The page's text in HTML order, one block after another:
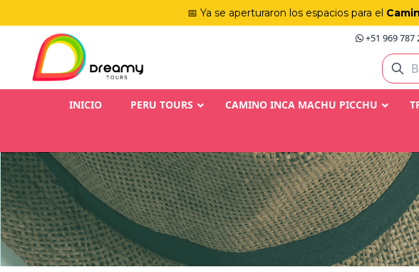
📅 Ya se aperturaron los espacios para el
+51 969 787
INICIO PERU TOURS CAMINO INCA MACHU PICCHU